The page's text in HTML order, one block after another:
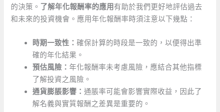
的決策。
了解年化報酬率的應用 有助於我們更好地評估過去
和未來的投資機會。應用年化報酬率時須注意以下幾點：
時期一致性：確保計算的時段是一致的，以便得出準
確的年化結果。
預估風險：年化報酬率未考慮風險，應結合其他指標
了解投資之風險。
通貨膨脹影響：通脹率可能會影響實際收益，因此了
解名義與實質報酬之差異是重要的。